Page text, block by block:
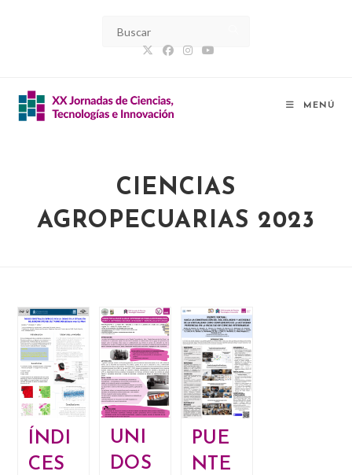
MENÚ
CIENCIAS
AGROPECUARIAS 2023
ÍNDI
CES
UNI
DOS
PUE
NTE